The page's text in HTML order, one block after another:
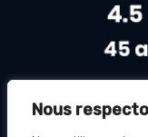
Nous